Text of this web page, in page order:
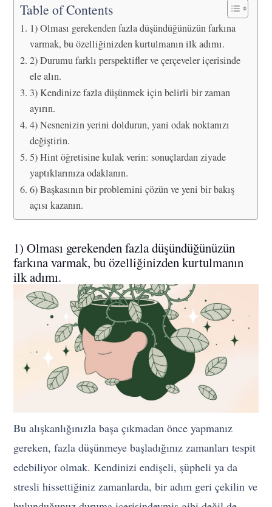
Table of Contents
1) Olması gerekenden fazla düşündüğünüzün farkına
varmak, bu özelliğinizden kurtulmanın ilk adımı.
2) Durumu farklı perspektifler ve çerçeveler içerisinde
ele alın.
3) Kendinize fazla düşünmek için belirli bir zaman
ayırın.
4) Nesnenizin yerini doldurun, yani odak noktanızı
değiştirin.
5) Hint öğretisine kulak verin: sonuçlardan ziyade
yaptıklarınıza odaklanın.
6) Başkasının bir problemini çözün ve yeni bir bakış
açısı kazanın.
1) Olması gerekenden fazla düşündüğünüzün
farkına varmak, bu özelliğinizden kurtulmanın
ilk adımı.
Bu alışkanlığınızla başa çıkmadan önce yapmanız
gereken, fazla düşünmeye başladığınız zamanları tespit
edebiliyor olmak. Kendinizi endişeli, şüpheli ya da
stresli hissettiğiniz zamanlarda, bir adım geri çekilin ve